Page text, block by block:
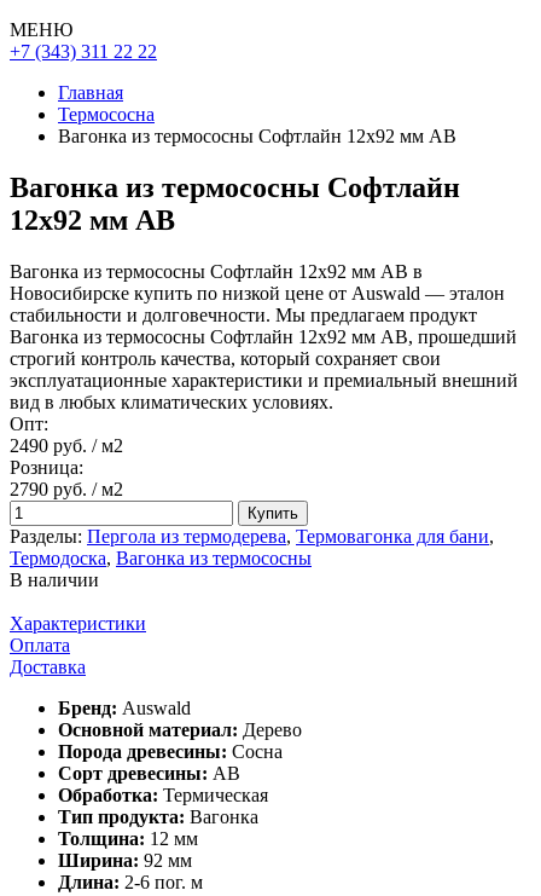
МЕНЮ
+7 (343) 311 22 22
Главная
Термососна
Вагонка из термососны Софтлайн 12х92 мм АВ
Вагонка из термососны Софтлайн
12х92 мм АВ
Вагонка из термососны Софтлайн 12х92 мм АВ в
Новосибирске купить по низкой цене от Auswald — эталон
стабильности и долговечности. Мы предлагаем продукт
Вагонка из термососны Софтлайн 12х92 мм АВ, прошедший
строгий контроль качества, который сохраняет свои
эксплуатационные характеристики и премиальный внешний
вид в любых климатических условиях.
Опт:
2490 руб. / м2
Розница:
2790 руб. / м2
Купить
Разделы: Пергола из термодерева, Термовагонка для бани,
Термодоска, Вагонка из термососны
В наличии
Характеристики
Оплата
Доставка
Бренд: Auswald
Основной материал: Дерево
Порода древесины: Сосна
Сорт древесины: АВ
Обработка: Термическая
Тип продукта: Вагонка
Толщина: 12 мм
Ширина: 92 мм
Длина: 2-6 пог. м